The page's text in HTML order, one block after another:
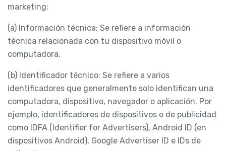
marketing:
(a) Información técnica: Se refiere a información
técnica relacionada con tu dispositivo móvil o
computadora.
(b) Identificador técnico: Se refiere a varios
identificadores que generalmente solo identifican una
computadora, dispositivo, navegador o aplicación. Por
ejemplo, identificadores de dispositivos o de publicidad
como IDFA (Identifier for Advertisers), Android ID (en
dispositivos Android), Google Advertiser ID e IDs de